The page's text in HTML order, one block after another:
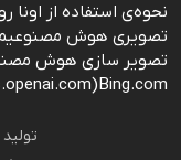
نحوه‌ی استفاده از